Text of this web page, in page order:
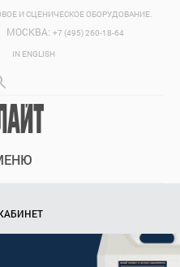
И СЦЕНИЧЕСКОЕ ОБОРУДОВАНИЕ.
МОСКВА: +7 (495) 260-18-64
IN ENGLISH